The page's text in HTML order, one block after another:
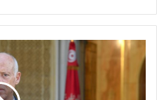
مصدر
مقرب
من